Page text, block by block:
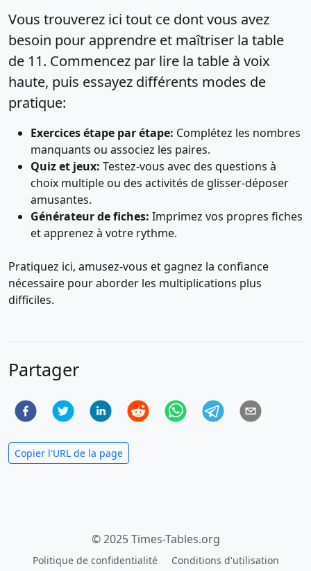
Vous trouverez ici tout ce dont vous avez
besoin pour apprendre et maîtriser la table
de 11. Commencez par lire la table à voix
haute, puis essayez différents modes de
pratique:
Exercices étape par étape: Complétez les nombres
manquants ou associez les paires.
Quiz et jeux: Testez-vous avec des questions à
choix multiple ou des activités de glisser-déposer
amusantes.
Générateur de fiches: Imprimez vos propres fiches
et apprenez à votre rythme.
Pratiquez ici, amusez-vous et gagnez la confiance
nécessaire pour aborder les multiplications plus
difficiles.
Partager
Copier l'URL de la page
© 2025 Times-Tables.org
Politique de confidentialité
Conditions d'utilisation